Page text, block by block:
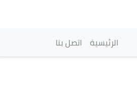
principale
الرئيسية اتصل بنا